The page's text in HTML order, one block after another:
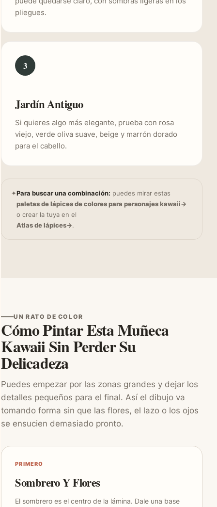
pliegues.
3
Jardín Antiguo
Si quieres algo más elegante, prueba con rosa
viejo, verde oliva suave, beige y marrón dorado
para el cabello.
✦Para buscar una combinación: puedes mirar estas
paletas de lápices de colores para personajes kawaii
o crear la tuya en el
Atlas de lápices
.
UN RATO DE COLOR
Cómo Pintar Esta Muñeca
Kawaii Sin Perder Su
Delicadeza
Puedes empezar por las zonas grandes y dejar los
detalles pequeños para el final. Así el dibujo va
tomando forma sin que las flores, el lazo o los ojos
se ensucien demasiado pronto.
PRIMERO
Sombrero Y Flores
El sombrero es el centro de la lámina. Dale una base